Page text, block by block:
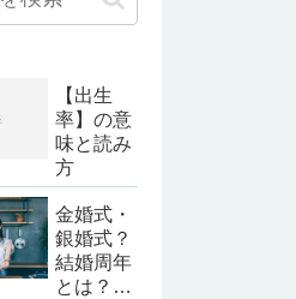
【出生
率】の意
味と読み
方
金婚式・
銀婚式？
結婚周年
とは？そ